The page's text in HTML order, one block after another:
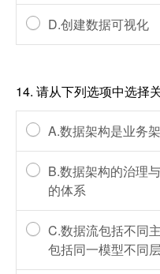
D.创建数据可视化
14. 请从下列选项中选择
A.数据架构是业务
B.数据架构的治理
的体系
C.数据流包括不同
包括同一模型不同